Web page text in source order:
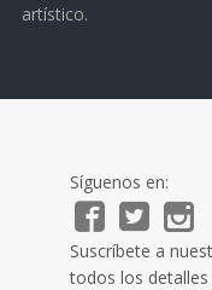
artístico.
Síguenos en:
Suscríbete a
todos los